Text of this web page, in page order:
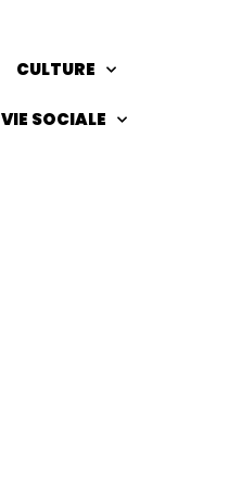
CULTURE
VIE SOCIALE